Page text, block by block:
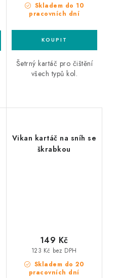
Skladem do 10
pracovních dní
Šetrný kartáč pro čištění
všech typů kol.
Vikan kartáč na sníh se
škrabkou
Skladem do 20
pracovních dní
123 Kč bez DPH
149 Kč